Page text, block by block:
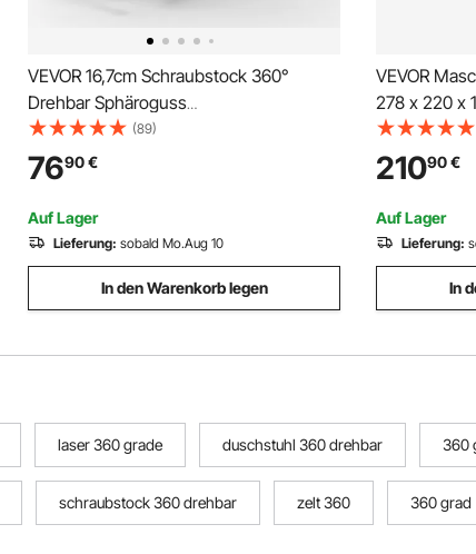
VEVOR 16,7cm Schraubstock 360°
Drehbar Sphäroguss
Werkbankschraubstock 7,2x7,7cm
Amboss Schraubstock 16,5-23,5
Backenöffnung Parallelschraubstock
Zwei-Wege-Backen zum Schärfen
Schleifen Schneiden
(89)
7690€
Auf Lager
Lieferung: sobald Mo.Aug 10
In den Warenkorb legen
VEVOR
278 x 220 x
und PU-
21090€
Auf Lager
Lieferung:
In
laser 360 grade duschstuhl 360 drehbar 360
schraubstock 360 drehbar zelt 360 360 grad